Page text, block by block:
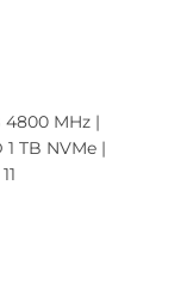
4800 MHz |
TB NVMe |